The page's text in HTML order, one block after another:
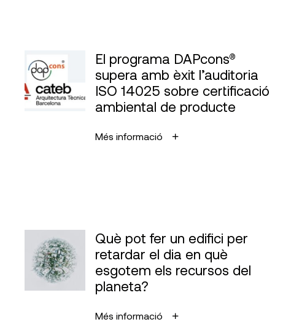
El programa DAPcons®
supera amb èxit l’auditoria
ISO 14025 sobre certificació
ambiental de producte
Més informació
Què pot fer un edifici per
retardar el dia en què
esgotem els recursos del
planeta?
Més informació